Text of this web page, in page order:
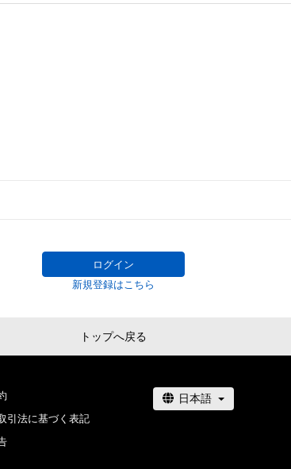
ログイン
新規登録はこちら
トップへ戻る
引法に基づく表記